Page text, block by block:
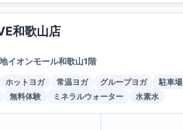
和歌山店
イオンモール和歌山1階
ホットヨガ 常温ヨガ グループヨガ
駐車場
無料体験 ミネラルウォーター 水素水